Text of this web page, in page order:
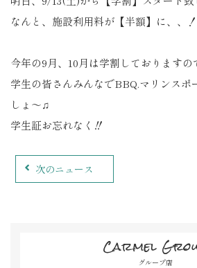
なんと、施設利用料が【半額】に、、
今年の9月、10月は学割しておりますの
学生の皆さんみんなでBBQ.マリンスポ
しょ〜♫
学生証お忘れなく‼️
次のニュース
Carmel
グループ店